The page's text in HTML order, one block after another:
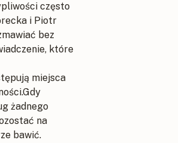
często
i Piotr
bez
które
miejsca
żadnego
na
bawić.